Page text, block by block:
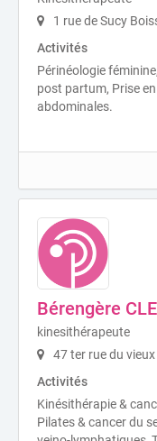
1 rue de Sucy
Activités
Périnéologie
post partum, Prise
abdominales.
Bérengère
kinesithérapeute
47 ter rue du
Activités
Kinésithérapie &
Pilates & cancer du